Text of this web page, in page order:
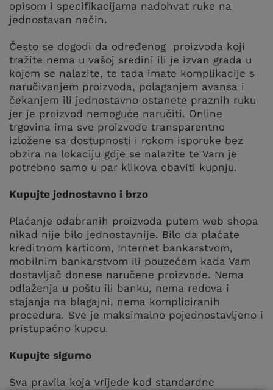
opisom i specifikacijama nadohvat ruke na
jednostavan način.
Često se dogodi da određenog proizvoda koji
tražite nema u vašoj sredini ili je izvan grada u
kojem se nalazite, te tada imate komplikacije s
naručivanjem proizvoda, polaganjem avansa i
čekanjem ili jednostavno ostanete praznih ruku
jer je proizvod nemoguće naručiti. Online
trgovina ima sve proizvode transparentno
izložene sa dostupnosti i rokom isporuke bez
obzira na lokaciju gdje se nalazite te Vam je
potrebno samo u par klikova obaviti kupnju.
Kupujte jednostavno i brzo
Plaćanje odabranih proizvoda putem web shopa
nikad nije bilo jednostavnije. Bilo da plaćate
kreditnom karticom, Internet bankarstvom,
mobilnim bankarstvom ili pouzećem kada Vam
dostavljač donese naručene proizvode. Nema
odlaženja u poštu ili banku, nema redova i
stajanja na blagajni, nema kompliciranih
procedura. Sve je maksimalno pojednostavljeno i
pristupačno kupcu.
Kupujte sigurno
Sva pravila koja vrijede kod standardne